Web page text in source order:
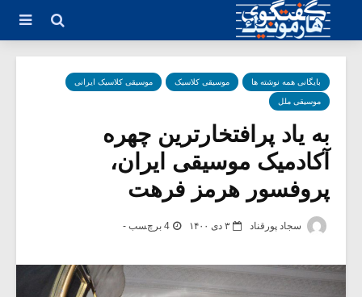
بایگانی همه نوشته ها موسیقی کلاسیک موسیقی کلاسیک ایرانی
موسیقی ملل
به یاد پرافتخارترین چهره
آکادمیک موسیقی ایران،
پروفسور هرمز فرهت
سجاد پورقناد ۳ دی ۱۴۰۰ 4 برچسب -